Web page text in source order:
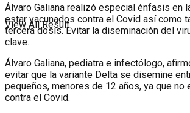
View All Result
Álvaro Galiana realizó especial énfasis en
estar vacunados contra el Covid así como
tercera dosis. Evitar la diseminación del
clave.
Álvaro Galiana, pediatra e infectólogo,
evitar que la variante Delta se disemine
pequeños, menores de 12 años, ya que no
contra el Covid.